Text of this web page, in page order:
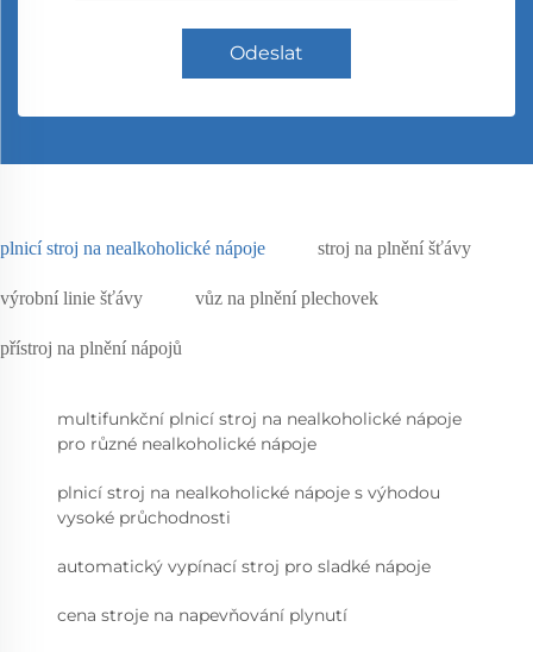
Odeslat
plnicí stroj na nealkoholické nápoje stroj na plnění šťávy
výrobní linie šťávy vůz na plnění plechovek
přístroj na plnění nápojů
multifunkční plnicí stroj na nealkoholické nápoje
pro různé nealkoholické nápoje
plnicí stroj na nealkoholické nápoje s výhodou
vysoké průchodnosti
automatický vypínací stroj pro sladké nápoje
cena stroje na napevňování plynutí